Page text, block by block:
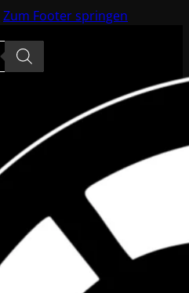
Zum Footer springen